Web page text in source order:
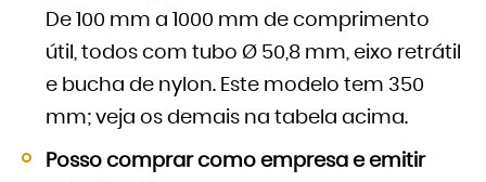
De 100 mm a 1000 mm de comprimento
útil, todos com tubo Ø 50,8 mm, eixo retrátil
e bucha de nylon. Este modelo tem 350
mm; veja os demais na tabela acima.
Posso comprar como empresa e emitir